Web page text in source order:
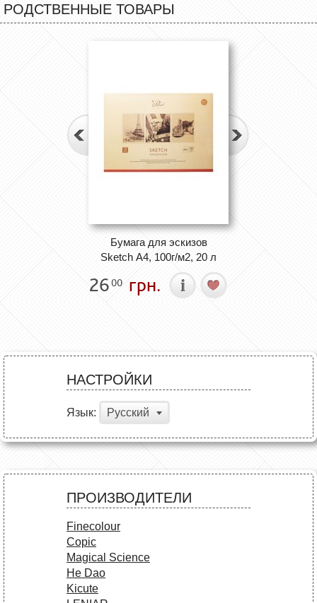
РОДСТВЕННЫЕ ТОВАРЫ
Бумага для эскизов
Sketch А4, 100г/м2, 20 л
2600 грн.
НАСТРОЙКИ
Язык: Русский
ПРОИЗВОДИТЕЛИ
Finecolour
Copic
Magical Science
He Dao
Kicute